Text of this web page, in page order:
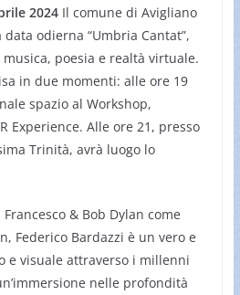
2024 Il comune di Avigliano
odierna “Umbria Cantat”,
poesia e realtà virtuale.
in due momenti: alle ore 19
spazio al Workshop,
Experience. Alle ore 21, presso
Trinità, avrà luogo lo
& Bob Dylan come
Federico Bardazzi è un vero e
e visuale attraverso i millenni
nelle profondità